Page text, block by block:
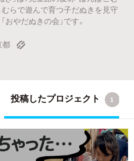
むらで遊んで育つ子だぬきを見守
やだぬきの会」です。
都
投稿したプロジェクト 1